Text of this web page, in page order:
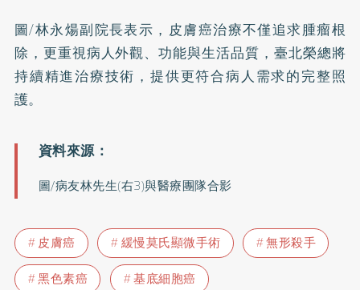
圖/林永煬副院長表示，皮膚癌治療不僅追求腫瘤根
除，更重視病人外觀、功能與生活品質，臺北榮總將
持續精進治療技術，提供更符合病人需求的完整照
護。
圖/病友林先生(右3)與醫療團隊合影
皮膚癌 緩慢莫氏顯微手術
無形殺手
黑色素癌
基底細胞癌